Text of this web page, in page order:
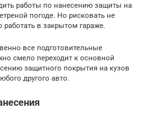
работы по нанесению защиты на
погоде. Но рисковать не
работать в закрытом гараже.
все подготовительные
смело переходит к основной
защитного покрытия на кузов
другого авто.